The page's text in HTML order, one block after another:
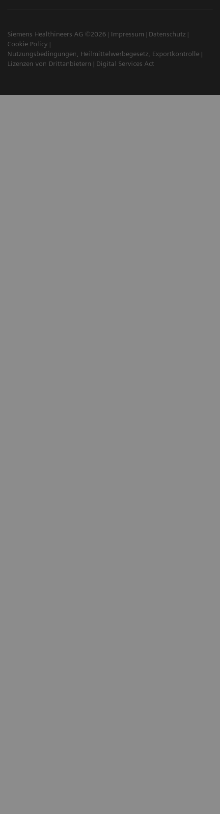
Siemens Healthineers AG ©2026 Impressum
Datenschutz
Cookie Policy
Nutzungsbedingungen, Heilmittelwerbegesetz, Exportkontrolle
Lizenzen von Drittanbietern
Digital Services Act